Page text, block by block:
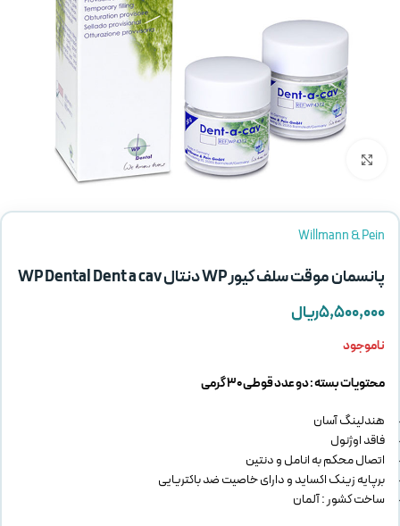
Willmann & Pein
پانسمان موقت سلف کیور WP دنتال WP Dental Dent a cav
۵,۵۰۰,۰۰۰ریال
ناموجود
محتویات بسته : دو عدد قوطی 30 گرمی
هندلینگ آسان
فاقد اوژنول
اتصال محکم به انامل و دنتین
برپایه زینک اکساید و دارای خاصیت ضد باکتریایی
ساخت کشور : آلمان